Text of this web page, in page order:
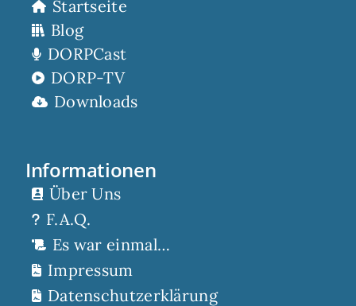
Startseite
Blog
DORPCast
DORP-TV
Downloads
Informationen
Über Uns
F.A.Q.
Es war einmal…
Impressum
Datenschutzerklärung